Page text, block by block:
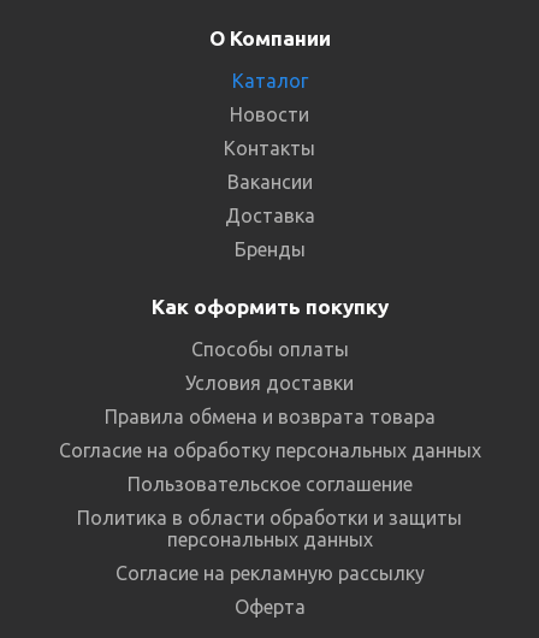
О Компании
Каталог
Новости
Контакты
Вакансии
Доставка
Бренды
Как оформить покупку
Способы оплаты
Условия доставки
Правила обмена и возврата товара
Согласие на обработку персональных данных
Пользовательское соглашение
Политика в области обработки и защиты
персональных данных
Согласие на рекламную рассылку
Оферта